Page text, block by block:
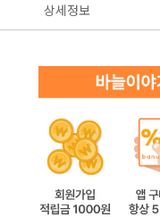
상세정보